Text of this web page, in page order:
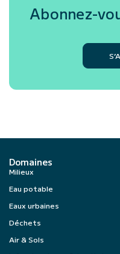
Abonnez-
Domaines
Milieux
Eau potable
Eaux urbaines
Déchets
Air & Sols